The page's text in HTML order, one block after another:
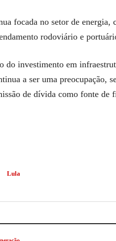
focada no setor de energia,
rodoviário e
do investimento em
a ser uma preocupação,
de dívida como fonte de
Lula